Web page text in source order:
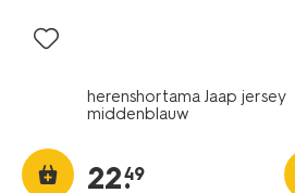
herenshortama Jaap jersey
middenblauw
22.
49